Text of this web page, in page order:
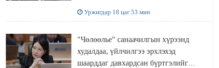
Уржигдар 18 цаг 53 мин
"Чөлөөлье" санаачилгын хүрээнд
худалдаа, үйлчилгээ эрхлэхэд
шаарддаг давхардсан бүртгэлийг